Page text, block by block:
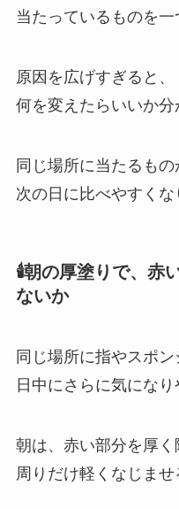
当たっているものを一
原因を広げすぎると、
何を変えたらいいか分
同じ場所に当たるもの
次の日に比べやすくな
🕯️朝の厚塗りで、赤
ないか
同じ場所に指やスポン
日中にさらに気になり
朝は、赤い部分を厚く
周りだけ軽くなじませ